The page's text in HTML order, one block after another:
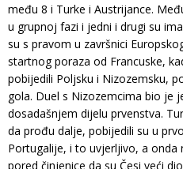
među 8 i Turke i Austrijance.
u grupnoj fazi i jedni i drugi su
su s pravom u završnici
startnog poraza od Francuske,
pobijedili Poljsku i Nizozemsku,
gola. Duel s Nizozemcima bio je
dosadašnjem dijelu prvenstva.
da prođu dalje, pobijedili su u
Portugalije, i to uvjerljivo, a onda
pored činjenice da su Česi veći